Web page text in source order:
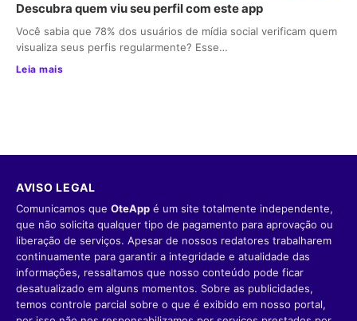
Descubra quem viu seu perfil com este app
Você sabia que 78% dos usuários de mídia social verificam quem
visualiza seus perfis regularmente? Esse…
Leia mais
AVISO LEGAL
Comunicamos que OteApp é um site totalmente independente,
que não solicita qualquer tipo de pagamento para aprovação ou
liberação de serviços. Apesar de nossos redatores trabalharem
continuamente para garantir a integridade e atualidade das
informações, ressaltamos que nosso conteúdo pode ficar
desatualizado em alguns momentos. Sobre as publicidades,
temos controle parcial sobre o que é exibido em nosso portal,